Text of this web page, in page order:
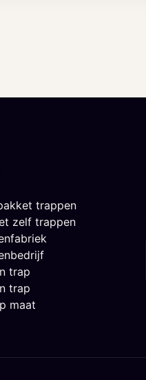
trappen
zelf trappen
trap
trap
maat